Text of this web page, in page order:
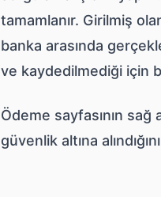
tamamlanır. Girilmiş
banka arasında
ve kaydedilmediği için
Ödeme sayfasının
güvenlik altına